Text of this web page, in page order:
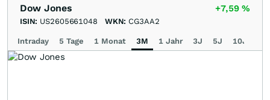
Dow Jones +7,59%
ISIN: US2605661048 WKN: CG3AA2
Intraday 5 Tage 1 Monat 3M 1 Jahr 3J 5J 10J